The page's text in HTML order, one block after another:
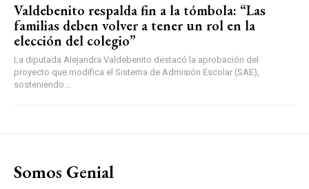
Valdebenito respalda fin a la tómbola: “Las
familias deben volver a tener un rol en la
elección del colegio”
La diputada Alejandra Valdebenito destacó la aprobación del
proyecto que modifica el Sistema de Admisión Escolar (SAE),
sosteniendo...
Somos Genial